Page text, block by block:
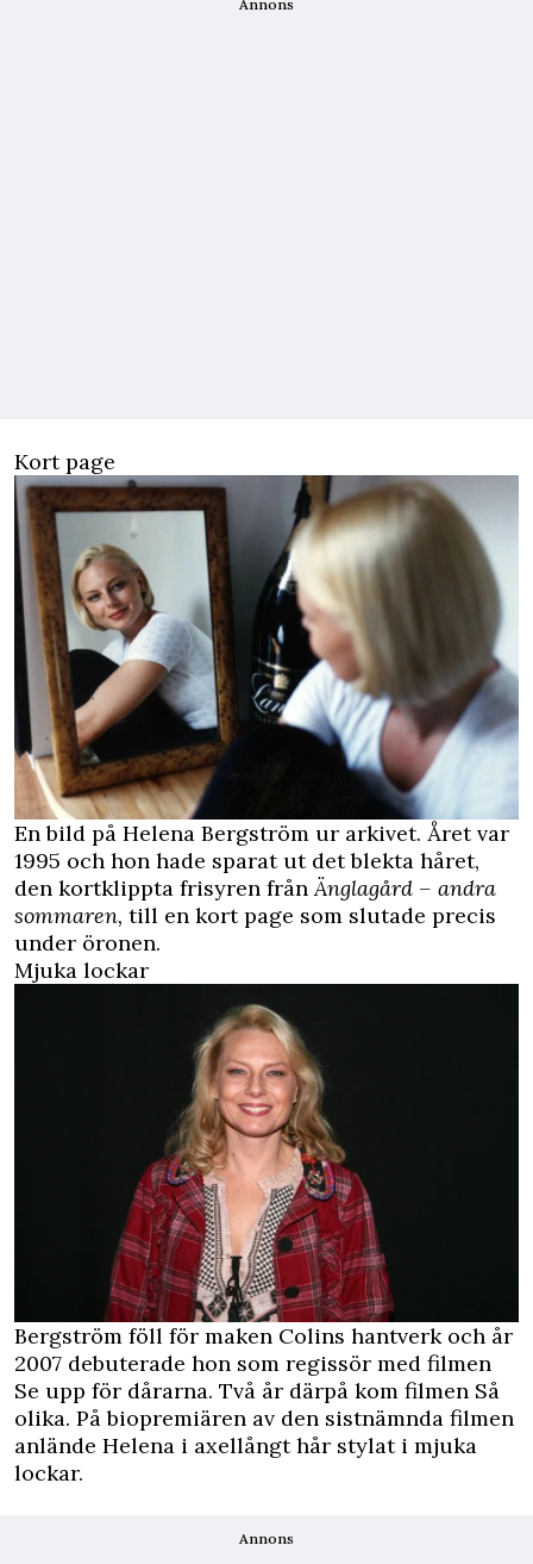
Annons
Kort page
En bild på Helena Bergström ur arkivet. Året var
1995 och hon hade sparat ut det blekta håret,
den kortklippta frisyren frånÄnglagård – andra
sommaren, till en kort page som slutade precis
under öronen.
Mjuka lockar
Bergström föll för maken Colins hantverk och år
2007 debuterade hon som regissör med filmen
Se upp för dårarna. Två år därpå kom filmen Så
olika. På biopremiären av den sistnämnda filmen
anlände Helena i axellångt hår stylat i mjuka
lockar.
Annons